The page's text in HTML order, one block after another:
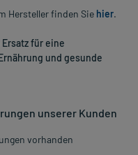
Hersteller finden Sie hier.
für eine
und gesunde
unserer Kunden
vorhanden